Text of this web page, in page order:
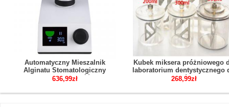
Automatyczny Mieszalnik
Alginatu Stomatologiczny
Regulowana Prędkość 5–300
636,99zł
Kubek miksera próżniowego
laboratorium dentystycznego
miksera próżniowego
268,99zł